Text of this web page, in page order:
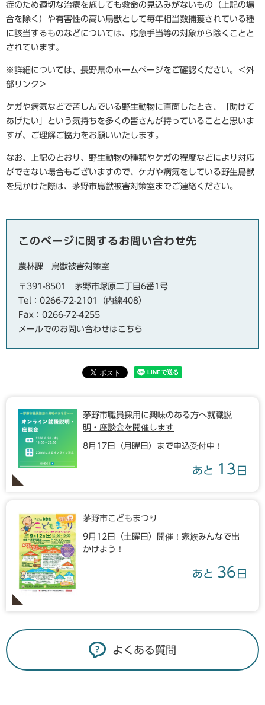
症のため適切な治療を施しても救命の見込みがないもの（上記の場
合を除く）や有害性の高い鳥獣として毎年相当数捕獲されている種
に該当するものなどについては、応急手当等の対象から除くことと
されています。
※詳細については、 長野県のホームページをご確認ください。
＜外
部リンク＞
ケガや病気などで苦しんでいる野生動物に直面したとき、「助けて
あげたい」という気持ちを多くの皆さんが持っていることと思いま
すが、ご理解ご協力をお願いいたします。
なお、上記のとおり、野生動物の種類やケガの程度などにより対応
ができない場合もございますので、ケガや病気をしている野生鳥獣
を見かけた際は、茅野市鳥獣被害対策室までご連絡ください。
このページに関するお問い合わせ先
農林課 鳥獣被害対策室
〒391-8501
茅野市塚原二丁目6番1号
Tel：0266-72-2101（内線408）
Fax：0266-72-4255
メールでのお問い合わせはこちら
茅野市職員採用に興味のある方へ就職説
明・座談会を開催します
8月17日（月曜日）まで申込受付中！
あと 13 日
茅野市こどもまつり
9月12日（土曜日）開催！家族みんなで出
かけよう！
あと 36 日
よくある質問